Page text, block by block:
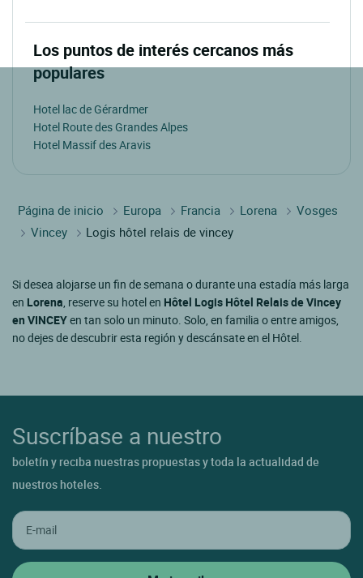
Los puntos de interés cercanos más
populares
Hotel lac de Gérardmer
Hotel Route des Grandes Alpes
Hotel Massif des Aravis
Página de inicio Europa Francia Lorena
Vosges
Vincey
Logis hôtel relais de vincey
Si desea alojarse un fin de semana o durante una estadía más larga
en Lorena , reserve su hotel en Hôtel Logis Hôtel Relais de Vincey
en VINCEYen tan solo un minuto. Solo, en familia o entre amigos,
no dejes de descubrir esta región y descánsate en el Hôtel.
Suscríbase a nuestro
boletín y reciba nuestras propuestas y toda la actualidad de
nuestros hoteles.